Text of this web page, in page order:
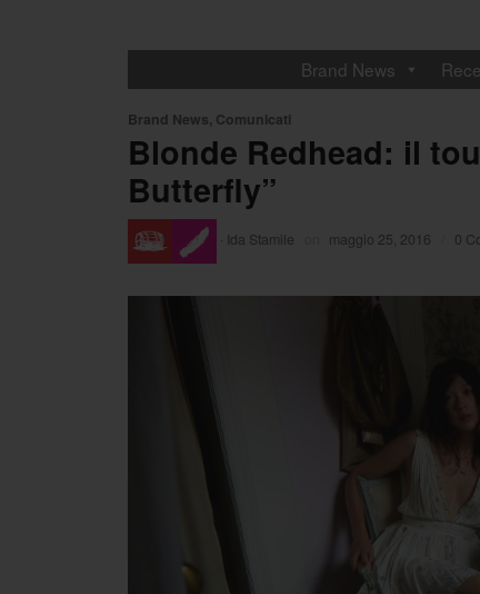
Brand News
Brand News, Comunicati
Blonde Redhead: il
Butterfly”
Ida Stamile maggio 25, 2016 0